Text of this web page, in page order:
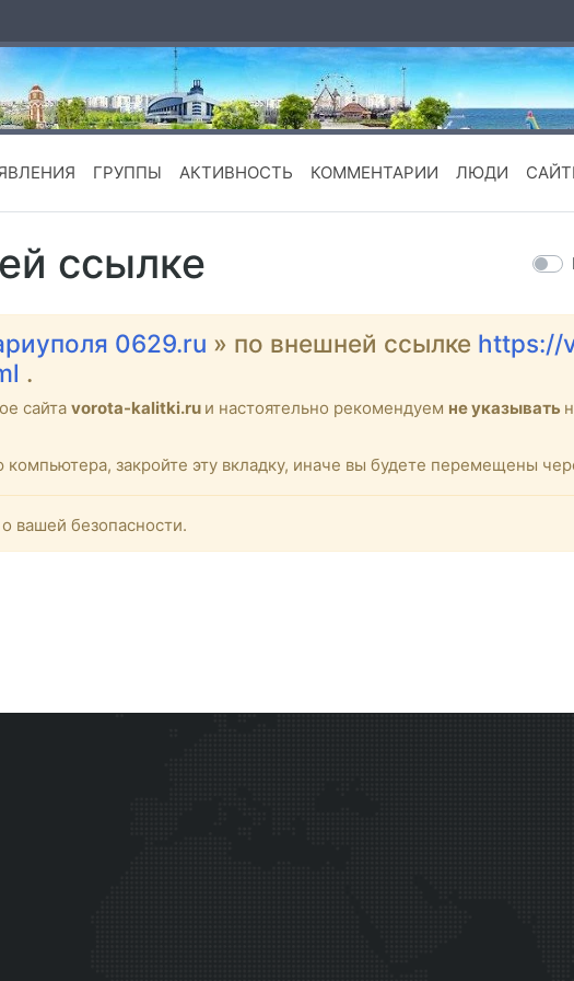
ГРУППЫ АКТИВНОСТЬ КОММЕНТАРИИ ЛЮДИ
ссылке
0629.ru » по внешней ссылке https://
.
сайта vorota-kalitki.ru и настоятельно рекомендуем не указывать
компьютера, закройте эту вкладку, иначе вы будете перемещены
вашей безопасности.